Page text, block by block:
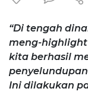
“Di tengah
meng-highlight
kita berhasil
Ini dilakukan